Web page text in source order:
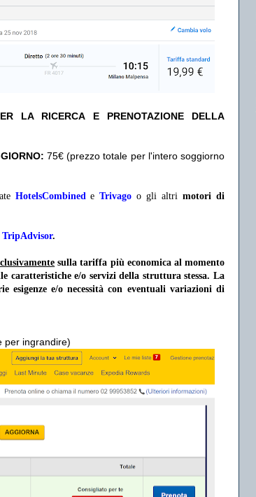
LA RICERCA E PRENOTAZIONE DELLA
75€ (prezzo totale per l'intero soggiorno
HotelsCombinedeTrivago o gli altrimotori di
TripAdvisor.
sulla tariffa più economica al momento
caratteristiche e/o servizi della struttura stessa. La
esigenze e/o necessità con eventuali variazioni di
per ingrandire)